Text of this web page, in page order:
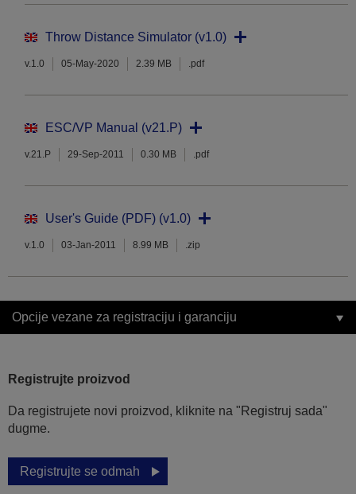
Throw Distance Simulator (v1.0)
v.1.0 05-May-2020 2.39 MB .pdf
ESC/VP Manual (v21.P)
v.21.P 29-Sep-2011 0.30 MB .pdf
User's Guide (PDF) (v1.0)
v.1.0 03-Jan-2011 8.99 MB .zip
Opcije vezane za registraciju i garanciju
Registrujte proizvod
Da registrujete novi proizvod, kliknite na "Registruj sada"
dugme.
Registrujte se odmah